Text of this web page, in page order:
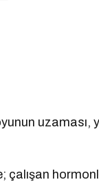
uzaması,
çalışan